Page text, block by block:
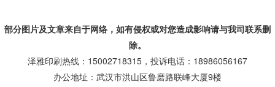
部分图片及文章来自于网络，如有侵权或对您造成影响请与我司联系删
除。
泽雅印刷热线：15002718315，投诉电话：18986056167
办公地址：武汉市洪山区鲁磨路联峰大厦9楼